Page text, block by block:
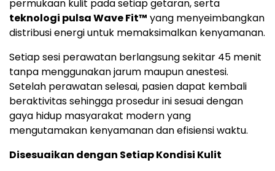
permukaan kulit pada setiap getaran, serta
teknologi pulsa Wave Fit™ yang menyeimbangkan
distribusi energi untuk memaksimalkan kenyamanan.
Setiap sesi perawatan berlangsung sekitar 45 menit
tanpa menggunakan jarum maupun anestesi.
Setelah perawatan selesai, pasien dapat kembali
beraktivitas sehingga prosedur ini sesuai dengan
gaya hidup masyarakat modern yang
mengutamakan kenyamanan dan efisiensi waktu.
Disesuaikan dengan Setiap Kondisi Kulit